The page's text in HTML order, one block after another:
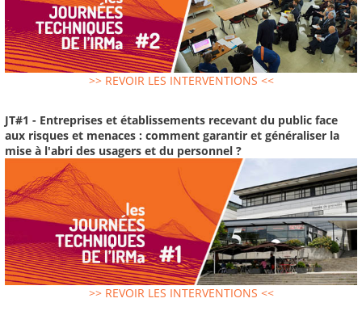
>> REVOIR LES INTERVENTIONS <<
JT#1 - Entreprises et établissements recevant du public face
aux risques et menaces : comment garantir et généraliser la
mise à l'abri des usagers et du personnel ?
>> REVOIR LES INTERVENTIONS <<